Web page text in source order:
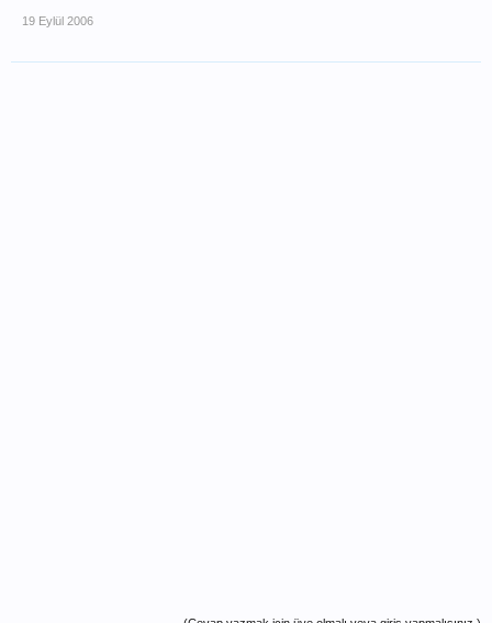
19 Eylül 2006